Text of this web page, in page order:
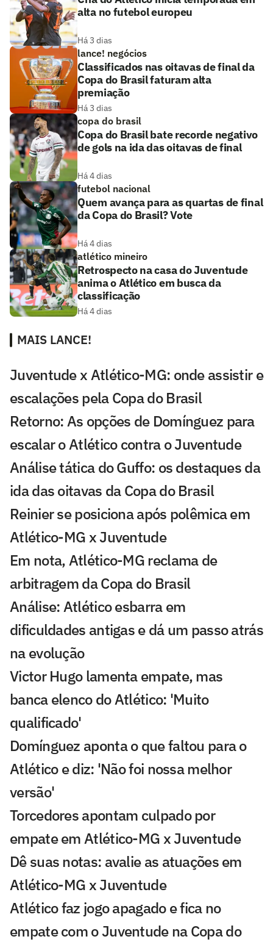
alta no futebol europeu
Há 3 dias
lance! negócios
Classificados nas oitavas de final da
Copa do Brasil faturam alta
premiação
Há 3 dias
copa do brasil
Copa do Brasil bate recorde negativo
de gols na ida das oitavas de final
Há 4 dias
futebol nacional
Quem avança para as quartas de final
da Copa do Brasil? Vote
Há 4 dias
atlético mineiro
Retrospecto na casa do Juventude
anima o Atlético em busca da
classificação
Há 4 dias
MAIS LANCE!
Juventude x Atlético-MG: onde assistir e
escalações pela Copa do Brasil
Retorno: As opções de Domínguez para
escalar o Atlético contra o Juventude
Análise tática do Guffo: os destaques da
ida das oitavas da Copa do Brasil
Reinier se posiciona após polêmica em
Atlético-MG x Juventude
Em nota, Atlético-MG reclama de
arbitragem da Copa do Brasil
Análise: Atlético esbarra em
dificuldades antigas e dá um passo atrás
na evolução
Victor Hugo lamenta empate, mas
banca elenco do Atlético: 'Muito
qualificado'
Domínguez aponta o que faltou para o
Atlético e diz: 'Não foi nossa melhor
versão'
Torcedores apontam culpado por
empate em Atlético-MG x Juventude
Dê suas notas: avalie as atuações em
Atlético-MG x Juventude
Atlético faz jogo apagado e fica no
empate com o Juventude na Copa do